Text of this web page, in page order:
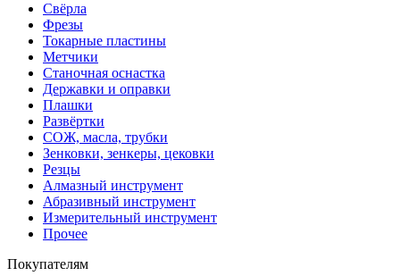
Свёрла
Фрезы
Токарные пластины
Метчики
Станочная оснастка
Державки и оправки
Плашки
Развёртки
СОЖ, масла, трубки
Зенковки, зенкеры, цековки
Резцы
Алмазный инструмент
Абразивный инструмент
Измерительный инструмент
Прочее
Покупателям